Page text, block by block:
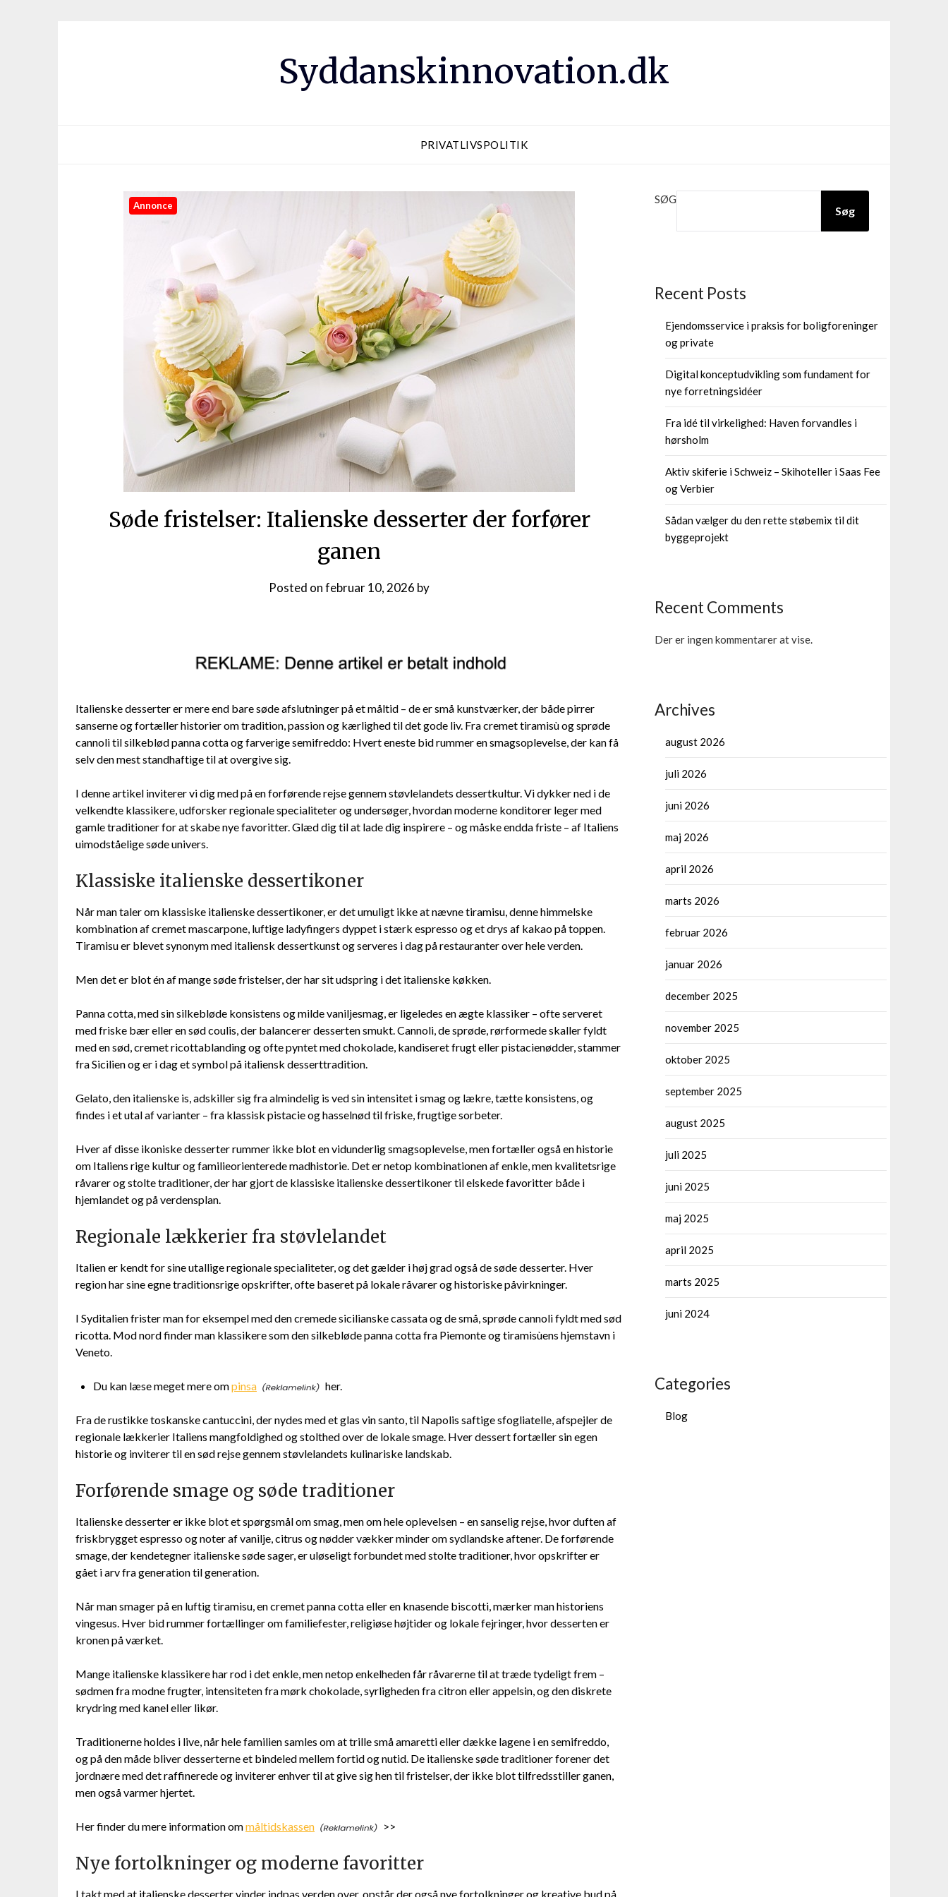
Syddanskinnovation.dk
PRIVATLIVSPOLITIK
Annonce
Søde fristelser: Italienske desserter der forfører
ganen
Posted onfebruar 10, 2026 by
Italienske desserter er mere end bare søde afslutninger på et måltid – de er små kunstværker, der både pirrer
sanserne og fortæller historier om tradition, passion og kærlighed til det gode liv. Fra cremet tiramisù og sprøde
cannoli til silkeblød panna cotta og farverige semifreddo: Hvert eneste bid rummer en smagsoplevelse, der kan få
selv den mest standhaftige til at overgive sig.
I denne artikel inviterer vi dig med på en forførende rejse gennem støvlelandets dessertkultur. Vi dykker ned i de
velkendte klassikere, udforsker regionale specialiteter og undersøger, hvordan moderne konditorer leger med
gamle traditioner for at skabe nye favoritter. Glæd dig til at lade dig inspirere – og måske endda friste – af Italiens
uimodståelige søde univers.
Klassiske italienske dessertikoner
Når man taler om klassiske italienske dessertikoner, er det umuligt ikke at nævne tiramisu, denne himmelske
kombination af cremet mascarpone, luftige ladyfingers dyppet i stærk espresso og et drys af kakao på toppen.
Tiramisu er blevet synonym med italiensk dessertkunst og serveres i dag på restauranter over hele verden.
Men det er blot én af mange søde fristelser, der har sit udspring i det italienske køkken.
Panna cotta, med sin silkebløde konsistens og milde vaniljesmag, er ligeledes en ægte klassiker – ofte serveret
med friske bær eller en sød coulis, der balancerer desserten smukt. Cannoli, de sprøde, rørformede skaller fyldt
med en sød, cremet ricottablanding og ofte pyntet med chokolade, kandiseret frugt eller pistacienødder, stammer
fra Sicilien og er i dag et symbol på italiensk desserttradition.
Gelato, den italienske is, adskiller sig fra almindelig is ved sin intensitet i smag og lækre, tætte konsistens, og
findes i et utal af varianter – fra klassisk pistacie og hasselnød til friske, frugtige sorbeter.
Hver af disse ikoniske desserter rummer ikke blot en vidunderlig smagsoplevelse, men fortæller også en historie
om Italiens rige kultur og familieorienterede madhistorie. Det er netop kombinationen af enkle, men kvalitetsrige
råvarer og stolte traditioner, der har gjort de klassiske italienske dessertikoner til elskede favoritter både i
hjemlandet og på verdensplan.
Regionale lækkerier fra støvlelandet
Italien er kendt for sine utallige regionale specialiteter, og det gælder i høj grad også de søde desserter. Hver
region har sine egne traditionsrige opskrifter, ofte baseret på lokale råvarer og historiske påvirkninger.
I Syditalien frister man for eksempel med den cremede sicilianske cassata og de små, sprøde cannoli fyldt med sød
ricotta. Mod nord finder man klassikere som den silkebløde panna cotta fra Piemonte og tiramisùens hjemstavn i
Veneto.
Du kan læse meget mere ompinsa her.
Fra de rustikke toskanske cantuccini, der nydes med et glas vin santo, til Napolis saftige sfogliatelle, afspejler de
regionale lækkerier Italiens mangfoldighed og stolthed over de lokale smage. Hver dessert fortæller sin egen
historie og inviterer til en sød rejse gennem støvlelandets kulinariske landskab.
Forførende smage og søde traditioner
Italienske desserter er ikke blot et spørgsmål om smag, men om hele oplevelsen – en sanselig rejse, hvor duften af
friskbrygget espresso og noter af vanilje, citrus og nødder vækker minder om sydlandske aftener. De forførende
smage, der kendetegner italienske søde sager, er uløseligt forbundet med stolte traditioner, hvor opskrifter er
gået i arv fra generation til generation.
Når man smager på en luftig tiramisu, en cremet panna cotta eller en knasende biscotti, mærker man historiens
vingesus. Hver bid rummer fortællinger om familiefester, religiøse højtider og lokale fejringer, hvor desserten er
kronen på værket.
Mange italienske klassikere har rod i det enkle, men netop enkelheden får råvarerne til at træde tydeligt frem –
sødmen fra modne frugter, intensiteten fra mørk chokolade, syrligheden fra citron eller appelsin, og den diskrete
krydring med kanel eller likør.
Traditionerne holdes i live, når hele familien samles om at trille små amaretti eller dække lagene i en semifreddo,
og på den måde bliver desserterne et bindeled mellem fortid og nutid. De italienske søde traditioner forener det
jordnære med det raffinerede og inviterer enhver til at give sig hen til fristelser, der ikke blot tilfredsstiller ganen,
men også varmer hjertet.
Her finder du mere information ommåltidskassen >>
Nye fortolkninger og moderne favoritter
I takt med at italienske desserter vinder indpas verden over, opstår der også nye fortolkninger og kreative bud på
SØG
Søg
Recent Posts
Ejendomsservice i praksis for boligforeninger
og private
Digital konceptudvikling som fundament for
nye forretningsidéer
Fra idé til virkelighed: Haven forvandles i
hørsholm
Aktiv skiferie i Schweiz – Skihoteller i Saas Fee
og Verbier
Sådan vælger du den rette støbemix til dit
byggeprojekt
Recent Comments
Der er ingen kommentarer at vise.
Archives
august 2026
juli 2026
juni 2026
maj 2026
april 2026
marts 2026
februar 2026
januar 2026
december 2025
november 2025
oktober 2025
september 2025
august 2025
juli 2025
juni 2025
maj 2025
april 2025
marts 2025
juni 2024
Categories
Blog